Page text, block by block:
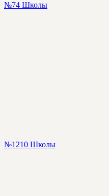
№74 Школы
№1210 Школы